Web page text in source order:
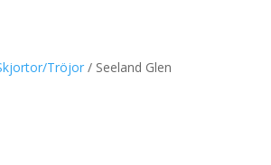
Tröjor/ Seeland Glen